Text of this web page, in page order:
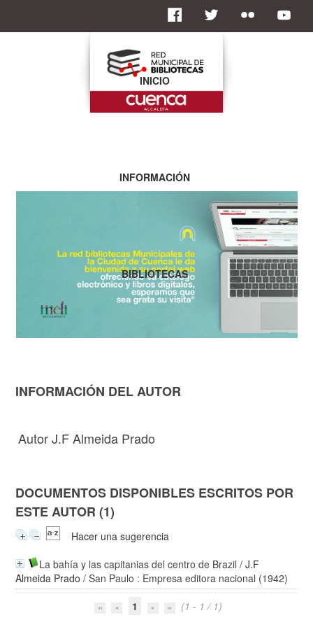
INFORMACIÓN DEL AUTOR
Autor J.F Almeida Prado
DOCUMENTOS DISPONIBLES ESCRITOS POR
ESTE AUTOR (1)
Hacer una sugerencia
La bahía y las capitanias del centro de Brazil /J.F
Almeida Prado / San Paulo : Empresa editora nacional (1942)
1
(1 - 1 / 1)
INICIO
INFORMACIÓN
BIBLIOTECAS